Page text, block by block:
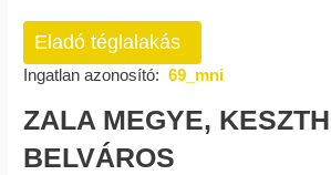
Eladó téglalakás
Ingatlan azonosító: 69_mni
ZALA MEGYE,
BELVÁROS